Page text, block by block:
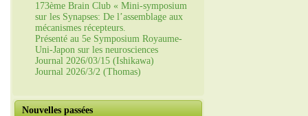
173ème Brain Club « Mini-symposium
sur les Synapses: De l’assemblage aux
mécanismes récepteurs.
Présenté au 5e Symposium Royaume-
Uni-Japon sur les neurosciences
Journal 2026/03/15 (Ishikawa)
Journal 2026/3/2 (Thomas)
Nouvelles passées